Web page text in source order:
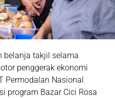
takjil selama
penggerak ekonomi
Permodalan Nasional
program Bazar Cici Rosa